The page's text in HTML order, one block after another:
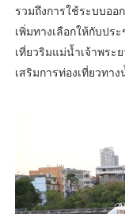
รวมถึงการใช้ระบบออ
เพิ่มทางเลือกให้กับปร
เที่ยวริมแม่น้ำเจ้าพระ
เสริมการท่องเที่ยวทา